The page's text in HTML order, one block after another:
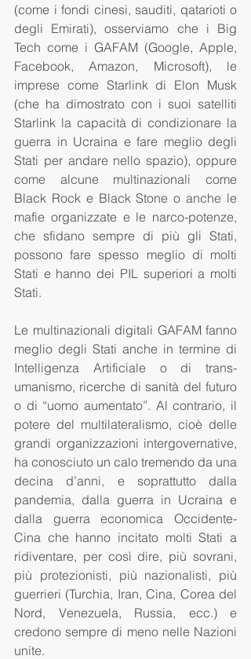
(come i fondi cinesi, sauditi, qatarioti o
degli Emirati), osserviamo che i Big
Tech come i GAFAM (Google, Apple,
Facebook, Amazon, Microsoft), le
imprese come Starlink di Elon Musk
(che ha dimostrato con i suoi satelliti
Starlink la capacità di condizionare la
guerra in Ucraina e fare meglio degli
Stati per andare nello spazio), oppure
come alcune multinazionali come
Black Rock e Black Stone o anche le
mafie organizzate e le narco-potenze,
che sfidano sempre di più gli Stati,
possono fare spesso meglio di molti
Stati e hanno dei PIL superiori a molti
Stati.
Le multinazionali digitali GAFAM fanno
meglio degli Stati anche in termine di
Intelligenza Artificiale o di trans-
umanismo, ricerche di sanità del futuro
o di “uomo aumentato”. Al contrario, il
potere del multilateralismo, cioè delle
grandi organizzazioni intergovernative,
ha conosciuto un calo tremendo da una
decina d’anni, e soprattutto dalla
pandemia, dalla guerra in Ucraina e
dalla guerra economica Occidente-
Cina che hanno incitato molti Stati a
ridiventare, per così dire, più sovrani,
più protezionisti, più nazionalisti, più
guerrieri (Turchia, Iran, Cina, Corea del
Nord, Venezuela, Russia, ecc.) e
credono sempre di meno nelle Nazioni
unite.